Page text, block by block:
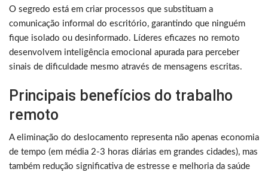
O segredo está em criar processos que substituam a
comunicação informal do escritório, garantindo que ninguém
fique isolado ou desinformado. Líderes eficazes no remoto
desenvolvem inteligência emocional apurada para perceber
sinais de dificuldade mesmo através de mensagens escritas.
Principais benefícios do trabalho
remoto
A eliminação do deslocamento representa não apenas economia
de tempo (em média 2-3 horas diárias em grandes cidades), mas
também redução significativa de estresse e melhoria da saúde